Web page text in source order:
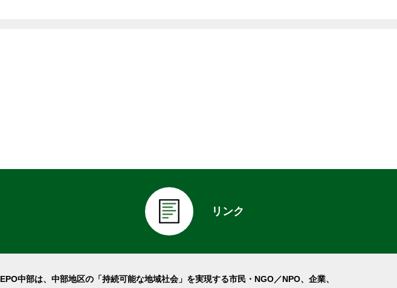
リンク
EPO中部は、中部地区の「持続可能な地域社会」を実現する市民・NGO／NPO、企業、